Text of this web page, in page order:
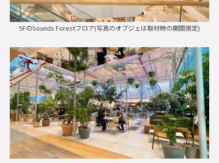
5FのSounds Forestフロア(写真のオブジェは取材時の期間限定)